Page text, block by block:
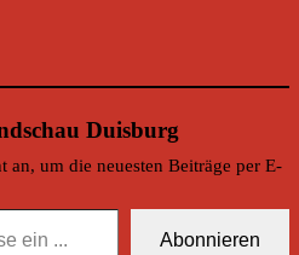
Duisburg
um die neuesten Beiträge per E-
Abonnieren